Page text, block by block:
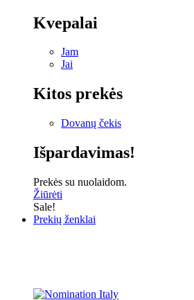
Kvepalai
Jam
Jai
Kitos prekės
Dovanų čekis
Išpardavimas!
Prekės su nuolaidom.
Žiūrėti
Sale!
Prekių ženklai